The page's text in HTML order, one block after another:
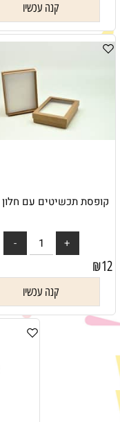
קנה עכשיו
קופסת תכשיטים עם חלון 13*10
₪12
קנה עכשיו